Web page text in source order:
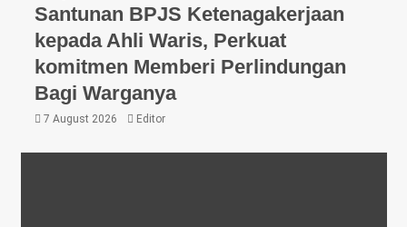
Santunan BPJS Ketenagakerjaan
kepada Ahli Waris, Perkuat
komitmen Memberi Perlindungan
Bagi Warganya
7 August 2026 Editor